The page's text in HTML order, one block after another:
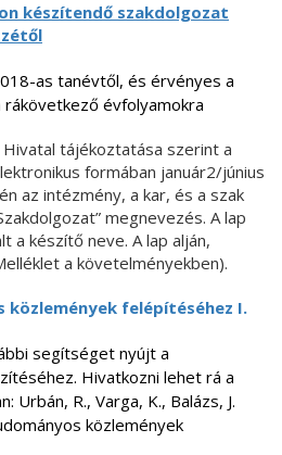
készítendő szakdolgozat
as tanévtől, és érvényes a
évfolyamokra
tájékoztatása szerint a
formában január2/június
az intézmény, a kar, és a szak
megnevezés. A lap
a készítő neve. A lap alján,
a követelményekben).
felépítéséhez I.
segítséget nyújt a
Hivatkozni lehet rá a
Urbán, R., Varga, K., Balázs, J.
közlemények